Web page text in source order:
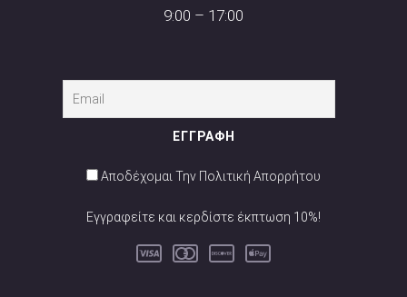
9:00 – 17:00
Αποδέχομαι Την Πολιτική Απορρήτου
Εγγραφείτε και κερδίστε έκπτωση 10%!